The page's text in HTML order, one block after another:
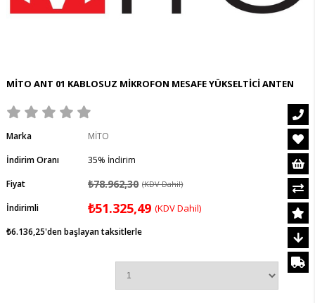
MİTO ANT 01 KABLOSUZ MİKROFON MESAFE YÜKSELTİCİ ANTEN
Marka
MİTO
İndirim Oranı
%
35
İndirim
Fiyat
₺78.962,30 (KDV Dahil)
İndirimli ₺51.325,49 (KDV Dahil)
₺6.136,25'den başlayan taksitlerle